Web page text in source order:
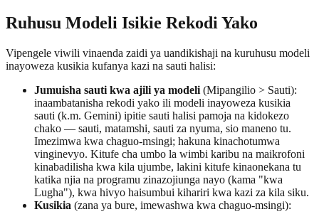
Ruhusu Modeli Isikie Rekodi Yako
Vipengele viwili vinaenda zaidi ya uandikishaji na kuruhusu modeli
inayoweza kusikia kufanya kazi na sauti halisi:
Jumuisha sauti kwa ajili ya modeli (Mipangilio > Sauti):
inaambatanisha rekodi yako ili modeli inayoweza kusikia
sauti (k.m. Gemini) ipitie sauti halisi pamoja na kidokezo
chako — sauti, matamshi, sauti za nyuma, sio maneno tu.
Imezimwa kwa chaguo-msingi; hakuna kinachotumwa
vinginevyo. Kitufe cha umbo la wimbi karibu na maikrofoni
kinabadilisha kwa kila ujumbe, lakini kitufe kinaonekana tu
katika njia na programu zinazojiunga nayo (kama "kwa
Lugha"), kwa hivyo haisumbui kihariri kwa kazi za kila siku.
Kusikia (zana ya bure, imewashwa kwa chaguo-msingi):